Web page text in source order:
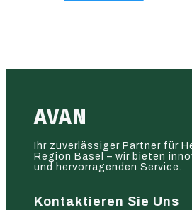
AVAN
Ihr zuverlässiger Partner für
Region Basel – wir bieten
und hervorragenden Service.
Kontaktieren Sie Uns